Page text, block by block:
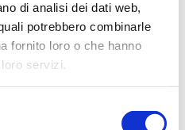
di analisi dei dati web,
potrebbero combinarle
fornito loro o che hanno
servizi.
DI GORIZIA -
GARANTITO
ANNUALI -
05/2020